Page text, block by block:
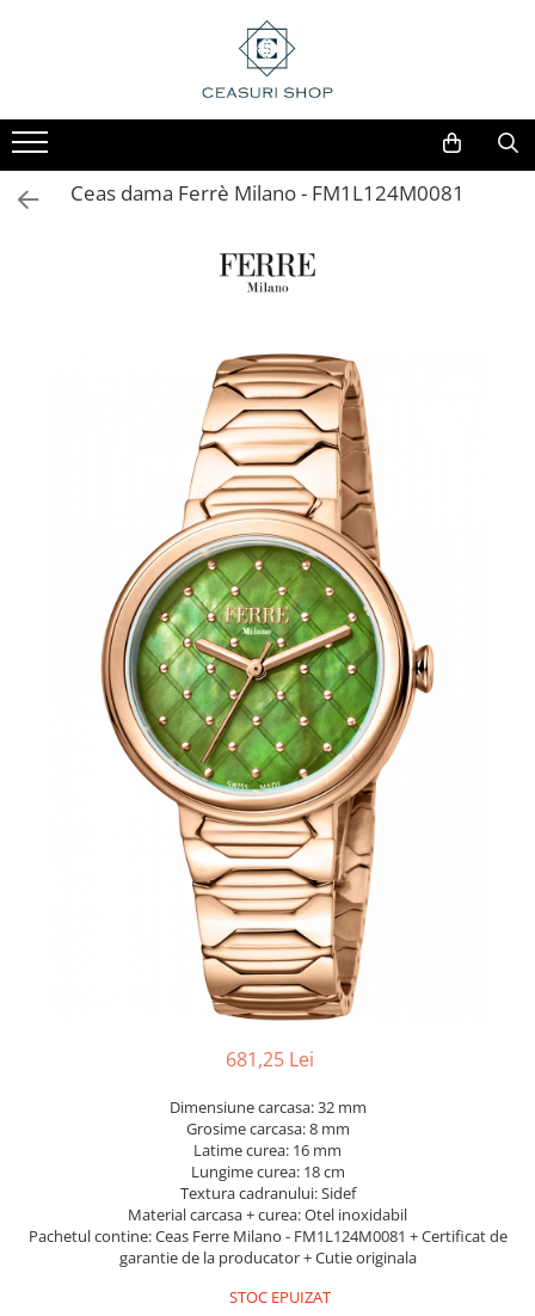
Ceas dama Ferrè Milano - FM1L124M0081
681,25 Lei
Dimensiune carcasa: 32 mm
Grosime carcasa: 8 mm
Latime curea: 16 mm
Lungime curea: 18 cm
Textura cadranului: Sidef
Material carcasa + curea: Otel inoxidabil
Pachetul contine: Ceas Ferre Milano - FM1L124M0081 + Certificat de
garantie de la producator + Cutie originala
STOC EPUIZAT